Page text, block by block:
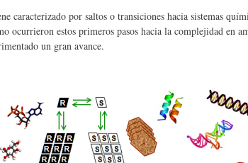
caracterizado por saltos o transiciones hacia sistemas
ocurrieron estos primeros pasos hacia la complejidad en
un gran avance.